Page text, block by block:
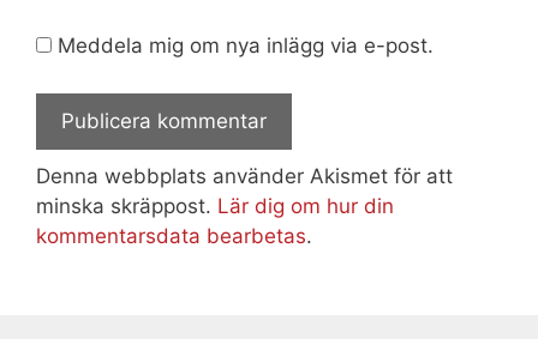
Meddela mig om nya inlägg via e-post.
Denna webbplats använder Akismet för att
minska skräppost. Lär dig om hur din
kommentarsdata bearbetas.